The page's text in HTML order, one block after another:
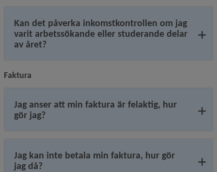
Kan det påverka inkomstkontrollen om jag
varit arbetssökande eller studerande delar
av året?
Faktura
Jag anser att min faktura är felaktig, hur
gör jag?
Jag kan inte betala min faktura, hur gör
jag då?